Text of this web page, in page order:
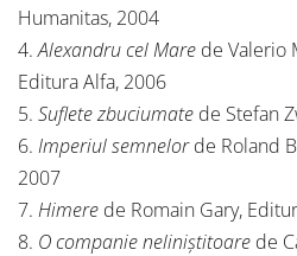
Humanitas, 2004
4.Alexandru cel Mare de Valerio
Editura Alfa, 2006
5. Suflete zbuciumate de Stefan
6. Imperiul semnelorde Roland
2007
7. Himere de Romain Gary,
8. O companie neliniștitoare de